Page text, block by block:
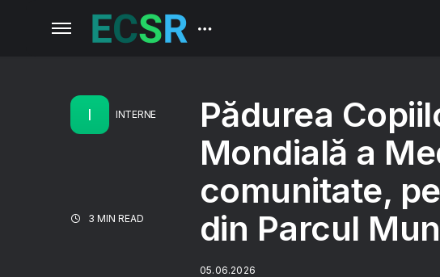
I INTERNE
3 MIN READ
Pădurea
Mondială a
comunitate,
din Parcul
05.06.2026